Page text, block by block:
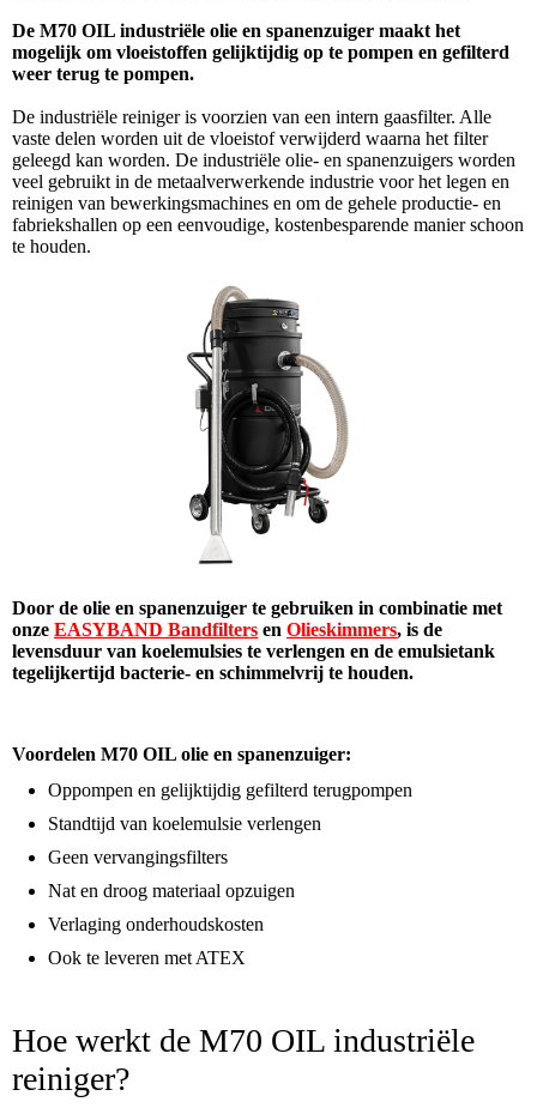
De M70 OIL industriële olie en spanenzuiger maakt het
mogelijk om vloeistoffen gelijktijdig op te pompen en gefilterd
weer terug te pompen.
De industriële reiniger is voorzien van een intern gaasfilter. Alle
vaste delen worden uit de vloeistof verwijderd waarna het filter
geleegd kan worden. De industriële olie- en spanenzuigers worden
veel gebruikt in de metaalverwerkende industrie voor het legen en
reinigen van bewerkingsmachines en om de gehele productie- en
fabriekshallen op een eenvoudige, kostenbesparende manier schoon
te houden.
Door de olie en spanenzuiger te gebruiken in combinatie met
onze EASYBAND Bandfilters en Olieskimmers, is de
levensduur van koelemulsies te verlengen en de emulsietank
tegelijkertijd bacterie- en schimmelvrij te houden.
Voordelen M70 OIL olie en spanenzuiger:
Oppompen en gelijktijdig gefilterd terugpompen
Standtijd van koelemulsie verlengen
Geen vervangingsfilters
Nat en droog materiaal opzuigen
Verlaging onderhoudskosten
Ook te leveren met ATEX
Hoe werkt de M70 OIL industriële
reiniger?